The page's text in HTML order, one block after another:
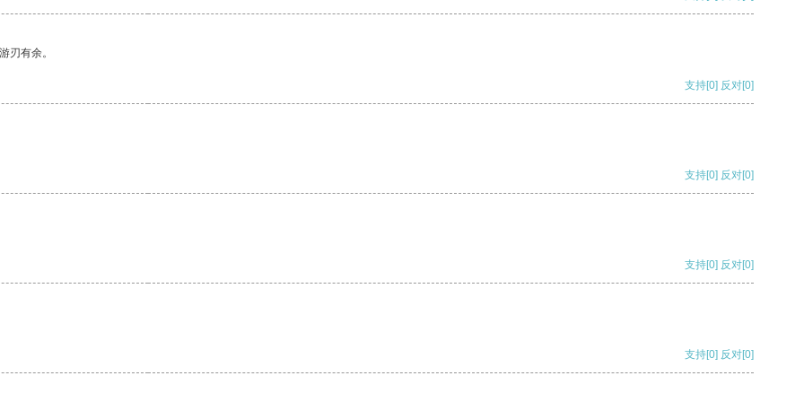
刃有余。
支持[0] 反对[0]
支持[0] 反对[0]
支持[0] 反对[0]
支持[0] 反对[0]